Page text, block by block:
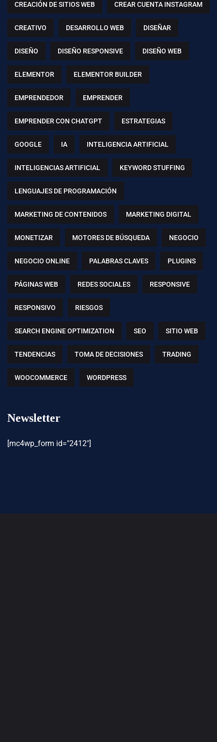
CREACIÓN DE SITIOS WEB CREAR CUENTA INSTAGRAM
CREATIVO DESARROLLO WEB DISEÑAR
DISEÑO DISEÑO RESPONSIVE DISEÑO WEB
ELEMENTOR ELEMENTOR BUILDER
EMPRENDEDOR EMPRENDER
EMPRENDER CON CHATGPT ESTRATEGIAS
GOOGLE IA INTELIGENCIA ARTIFICIAL
INTELIGENCIAS ARTIFICIAL KEYWORD STUFFING
LENGUAJES DE PROGRAMACIÓN
MARKETING DE CONTENIDOS MARKETING DIGITAL
MONETIZAR MOTORES DE BÚSQUEDA NEGOCIO
NEGOCIO ONLINE PALABRAS CLAVES PLUGINS
PÁGINAS WEB REDES SOCIALES RESPONSIVE
RESPONSIVO RIESGOS
SEARCH ENGINE OPTIMIZATION SEO SITIO WEB
TENDENCIAS TOMA DE DECISIONES TRADING
WOOCOMMERCE WORDPRESS
Newsletter
[mc4wp_form id="2412"]